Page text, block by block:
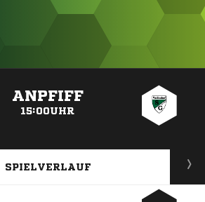
ANPFIFF
15:00UHR
SPIELVERLAUF